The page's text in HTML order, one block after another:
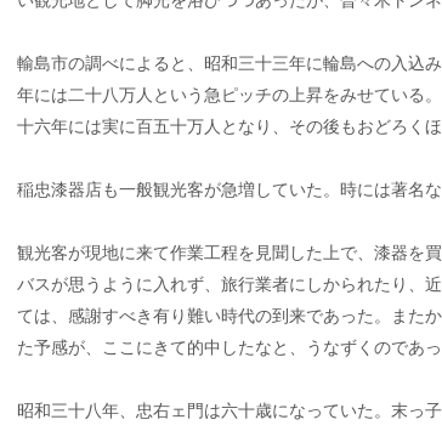
輸島市の調べによると、昭和三十三年に輪島への入込
年には二十八万人という急ピッチの上昇をみせている
十六年には実に百五十万人となり、その後もおどろく
稲忠漆器店も一般観光客が急増していた。時には著名
観光客が現地に来て作業工程を見聞した上で、漆器を
バスが思うように入れず、旅行業者にしかられたり、
ては、感謝すべき有り難い時代の到来であった。また
た予感が、ここにきて的中したなと、うなずくのであっ
昭和三十八年、忠右ェ門は六十歳になっていた。末っ